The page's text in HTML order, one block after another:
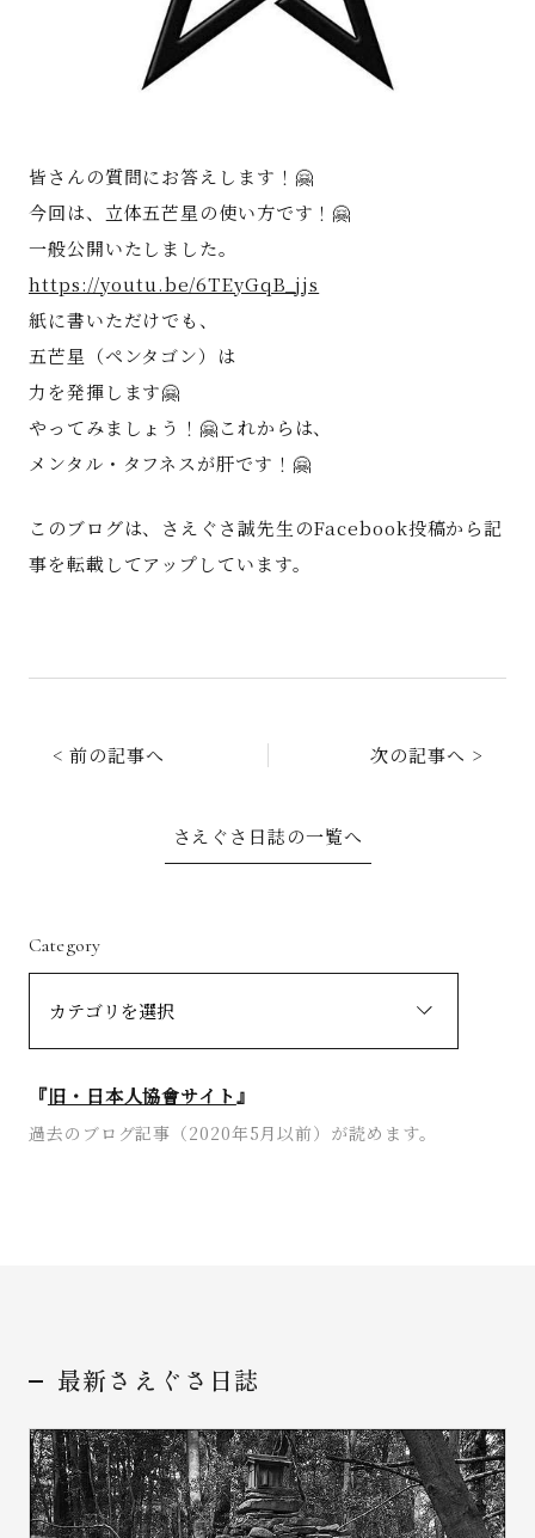
お問い合わせ
皆さんの質問にお答えします！🤗
今回は、立体五芒星の使い方です！🤗
一般公開いたしました。
https://youtu.be/6TEyGqB_jjs
紙に書いただけでも、
五芒星（ペンタゴン）は
力を発揮します🤗
やってみましょう！🤗これからは、
メンタル・タフネスが肝です！🤗
このブログは、さえぐさ誠先生のFacebook投稿から記
事を転載してアップしています。
< 前の記事へ 次の記事へ >
さえぐさ日誌の一覧へ
Category
『旧・日本人協會サイト』
過去のブログ記事（2020年5月以前）が読めます。
最新さえぐさ日誌